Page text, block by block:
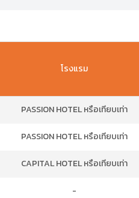
โรงแรม
PASSION HOTEL หรือเทียบเท่า
PASSION HOTEL หรือเทียบเท่า
CAPITAL HOTEL หรือเทียบเท่า
-